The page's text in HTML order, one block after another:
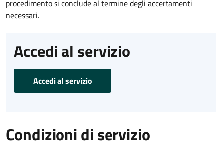
procedimento si conclude al termine degli accertamenti
necessari.
Accedi al servizio
Accedi al servizio
Condizioni di servizio